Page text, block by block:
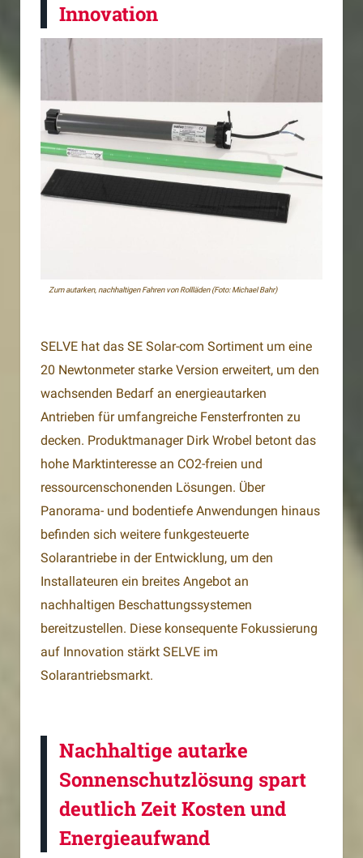
Innovation
Zum autarken, nachhaltigen Fahren von Rollläden (Foto: Michael Bahr)
SELVE hat das SE Solar-com Sortiment um eine
20 Newtonmeter starke Version erweitert, um den
wachsenden Bedarf an energieautarken
Antrieben für umfangreiche Fensterfronten zu
decken. Produktmanager Dirk Wrobel betont das
hohe Marktinteresse an CO2-freien und
ressourcenschonenden Lösungen. Über
Panorama- und bodentiefe Anwendungen hinaus
befinden sich weitere funkgesteuerte
Solarantriebe in der Entwicklung, um den
Installateuren ein breites Angebot an
nachhaltigen Beschattungssystemen
bereitzustellen. Diese konsequente Fokussierung
auf Innovation stärkt SELVE im
Solarantriebsmarkt.
Nachhaltige autarke
Sonnenschutzlösung spart
deutlich Zeit Kosten und
Energieaufwand